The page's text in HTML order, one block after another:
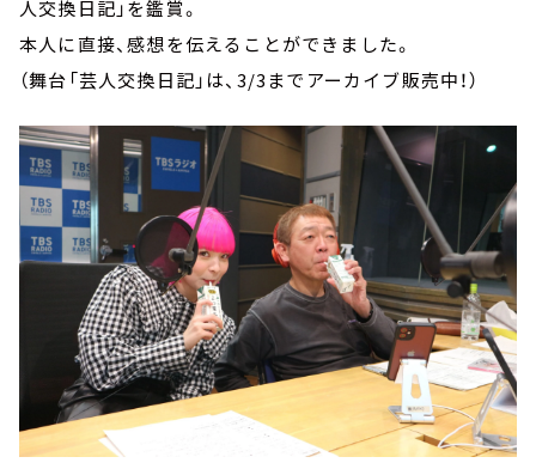
人交換日記」を鑑賞。
本人に直接、感想を伝えることができました。
（舞台「芸人交換日記」は、3/3までアーカイブ販売中！）